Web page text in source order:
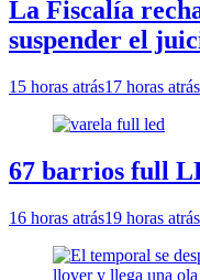
La Fiscalía
suspender el
15 horas atrás17 horas atrás
67 barrios full
16 horas atrás19 horas atrás